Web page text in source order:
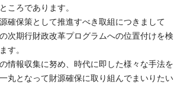
ころであります。
確保策として推進すべき取組につきまして
次期行財政改革プログラムへの位置付けを検
す。
情報収集に努め、時代に即した様々な手法を
丸となって財源確保に取り組んでまいりたい